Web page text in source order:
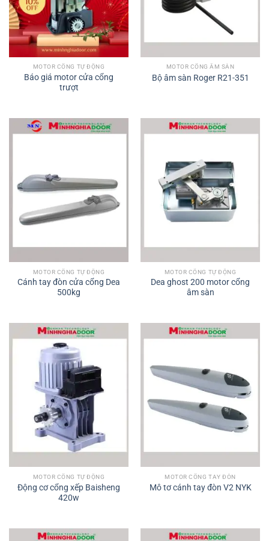
MOTOR CỔNG TỰ ĐỘNG
Báo giá motor cửa cổng
trượt
MOTOR CỔNG ÂM SÀN
Bộ âm sàn Roger R21-351
MOTOR CỔNG TỰ ĐỘNG
Cánh tay đòn cửa cổng Dea
500kg
MOTOR CỔNG TỰ ĐỘNG
Dea ghost 200 motor cổng
âm sàn
MOTOR CỔNG TỰ ĐỘNG
Động cơ cổng xếp Baisheng
420w
MOTOR CỔNG TAY ĐÒN
Mô tơ cánh tay đòn V2 NYK